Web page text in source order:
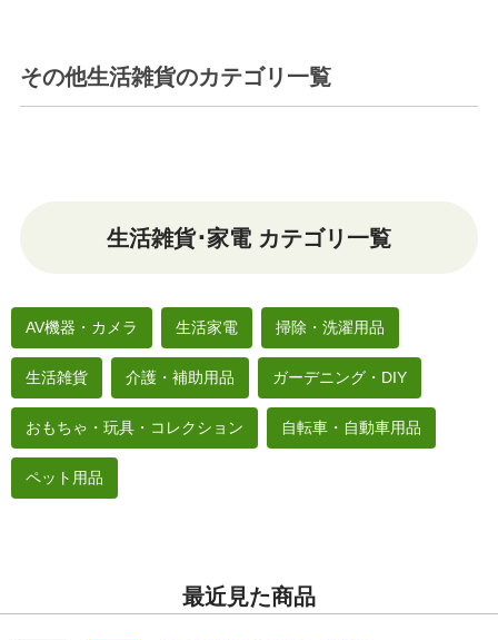
その他生活雑貨のカテゴリ一覧
生活雑貨･家電 カテゴリ一覧
AV機器・カメラ 生活家電 掃除・洗濯用品
生活雑貨 介護・補助用品 ガーデニング・DIY
おもちゃ・玩具・コレクション 自転車・自動車用品
ペット用品
最近見た商品